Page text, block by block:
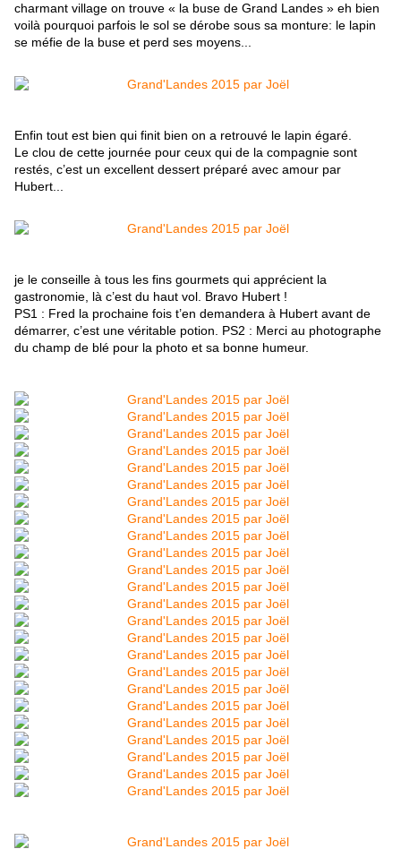
charmant village on trouve « la buse de Grand Landes » eh bien
voilà pourquoi parfois le sol se dérobe sous sa monture: le lapin
se méfie de la buse et perd ses moyens...
Enfin tout est bien qui finit bien on a retrouvé le lapin égaré.
Le clou de cette journée pour ceux qui de la compagnie sont
restés, c’est un excellent dessert préparé avec amour par
Hubert...
je le conseille à tous les fins gourmets qui apprécient la
gastronomie, là c’est du haut vol. Bravo Hubert !
PS1 : Fred la prochaine fois t’en demandera à Hubert avant de
démarrer, c’est une véritable potion. PS2 : Merci au photographe
du champ de blé pour la photo et sa bonne humeur.